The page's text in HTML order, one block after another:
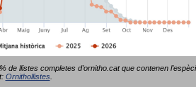
de llistes completes d’ornitho.cat que contenen
Ornithollistes.